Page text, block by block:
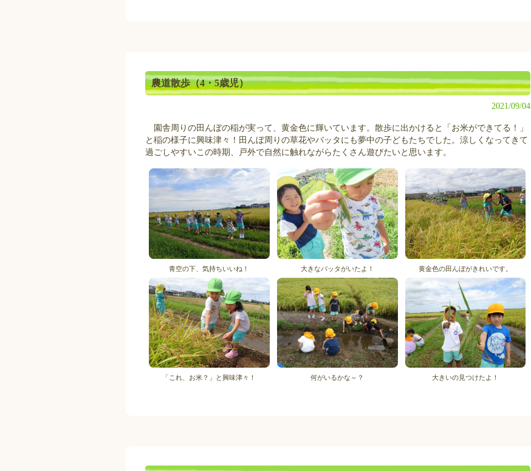
農道散歩（4・5歳児）
2021/09/04
園舎周りの田んぼの稲が実って、黄金色に輝いています。散歩に出かけると「お米ができてる！」
と稲の様子に興味津々！田んぼ周りの草花やバッタにも夢中の子どもたちでした。涼しくなってきて
過ごしやすいこの時期、戸外で自然に触れながらたくさん遊びたいと思います。
青空の下、気持ちいいね！ 大きなバッタがいたよ！ 黄金色の田んぼがきれいです。
「これ、お米？」と興味津々！ 何がいるかな～？ 大きいの見つけたよ！